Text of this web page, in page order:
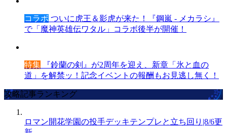
コラボ ついに虎王＆影虎が来た！『鋼嵐 - メカラシ』
で「魔神英雄伝ワタル」コラボ後半が開催！
特集 『鈴蘭の剣』が2周年を迎え、新章「氷と血の
道」を解禁ッ！記念イベントの報酬もお見逃し無く！
攻略記事ランキング
ロマン開花学園の投手デッキテンプレと立ち回り|8/6更